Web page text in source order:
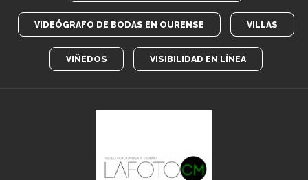
VIDEÓGRAFO DE BODAS EN OURENSE VILLAS
VIÑEDOS VISIBILIDAD EN LÍNEA